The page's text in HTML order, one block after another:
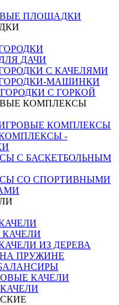
ПЛОЩАДКИ
ДАЧИ
С КАЧЕЛЯМИ
МАШИНКИ
С ГОРКОЙ
КОМПЛЕКСЫ
КОМПЛЕКСЫ
-
С БАСКЕТБОЛЬНЫМ
СО СПОРТИВНЫМИ
ИЗ ДЕРЕВА
ПРУЖИНЕ
КАЧЕЛИ